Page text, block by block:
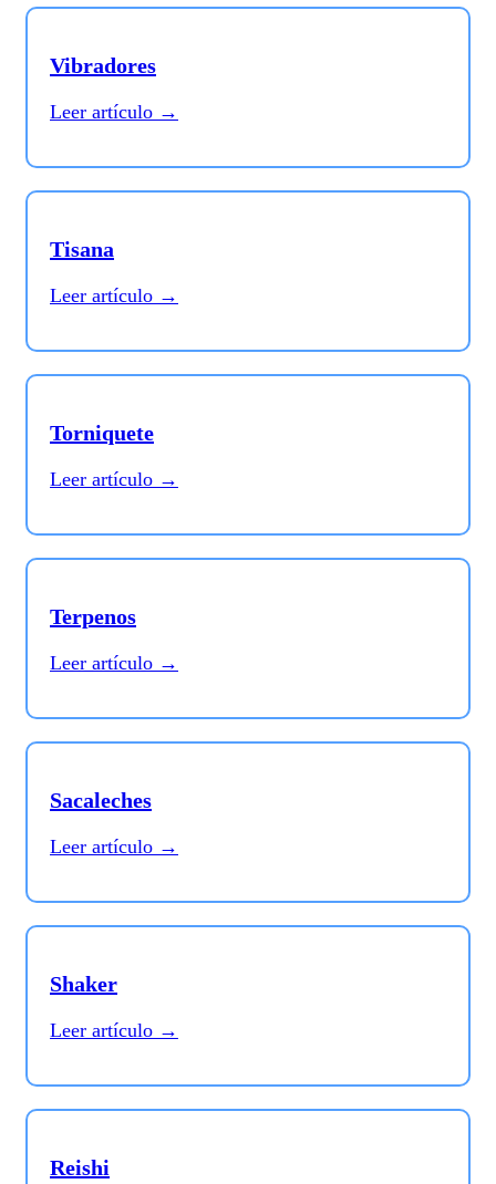
Vibradores
Leer artículo →
Tisana
Leer artículo →
Torniquete
Leer artículo →
Terpenos
Leer artículo →
Sacaleches
Leer artículo →
Shaker
Leer artículo →
Reishi